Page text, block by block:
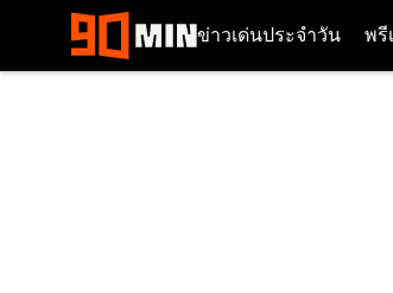
ข่าวเด่นประจำวัน พรี